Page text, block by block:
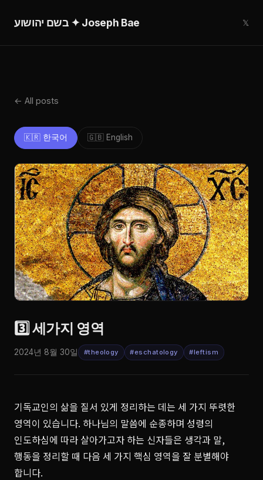
בשם יהושוע ✦ Joseph Bae 𝕏
← All posts
🇰🇷 한국어 🇬🇧 English
3️⃣ 세가지 영역
2024년 8월 30일 #theology #eschatology #leftism
기독교인의 삶을 질서 있게 정리하는 데는 세 가지 뚜렷한
영역이 있습니다. 하나님의 말씀에 순종하며 성령의
인도하심에 따라 살아가고자 하는 신자들은 생각과 말,
행동을 정리할 때 다음 세 가지 핵심 영역을 잘 분별해야
합니다.